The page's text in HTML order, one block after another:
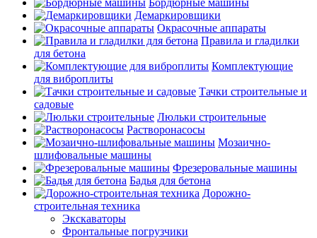
Бордюрные машины
Демаркировщики
Окрасочные аппараты
Правила и гладилки
для бетона
Комплектующие
для виброплиты
Тачки строительные и
садовые
Люльки строительные
Растворонасосы
Мозаично-
шлифовальные машины
Фрезеровальные машины
Бадья для бетона
Дорожно-
строительная техника
Экскаваторы
Фронтальные погрузчики